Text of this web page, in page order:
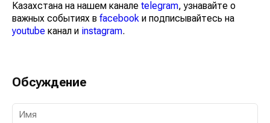
Казахстана на нашем канале telegram, узнавайте о
важных событиях в facebook и подписывайтесь на
youtube канал и instagram.
Обсуждение